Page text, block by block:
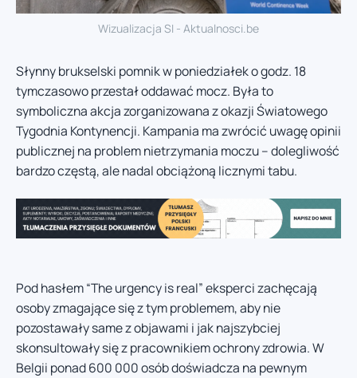
Wizualizacja SI - Aktualnosci.be
Słynny brukselski pomnik w poniedziałek o godz. 18
tymczasowo przestał oddawać mocz. Była to
symboliczna akcja zorganizowana z okazji Światowego
Tygodnia Kontynencji. Kampania ma zwrócić uwagę opinii
publicznej na problem nietrzymania moczu – dolegliwość
bardzo częstą, ale nadal obciążoną licznymi tabu.
Pod hasłem “The urgency is real” eksperci zachęcają
osoby zmagające się z tym problemem, aby nie
pozostawały same z objawami i jak najszybciej
skonsultowały się z pracownikiem ochrony zdrowia. W
Belgii ponad 600 000 osób doświadcza na pewnym